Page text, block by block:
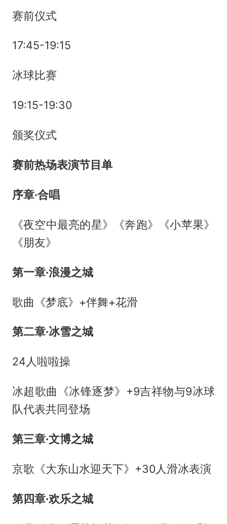
赛前仪式
17:45-19:15
冰球比赛
19:15-19:30
颁奖仪式
赛前热场表演节目单
序章·合唱
《夜空中最亮的星》《奔跑》《小苹果》
《朋友》
第一章·浪漫之城
歌曲《梦底》+伴舞+花滑
第二章·冰雪之城
24人啦啦操
冰超歌曲《冰锋逐梦》+9吉祥物与9冰球
队代表共同登场
第三章·文博之城
京歌《大东山水迎天下》+30人滑冰表演
第四章·欢乐之城